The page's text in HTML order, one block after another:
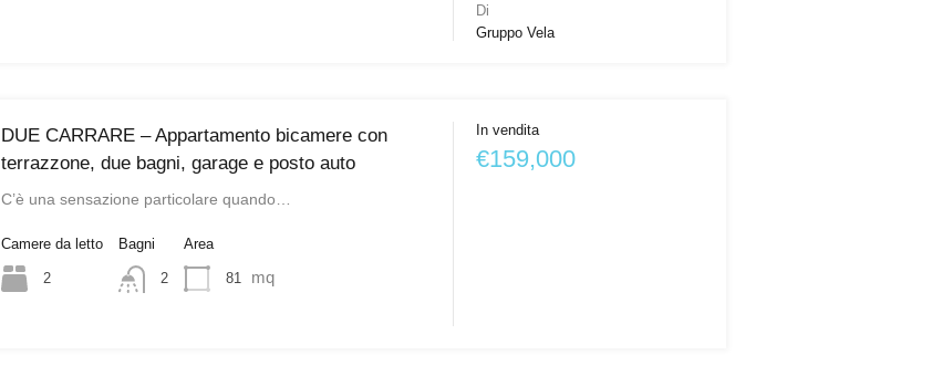
Di
Gruppo Vela
DUE CARRARE – Appartamento bicamere con
terrazzone, due bagni, garage e posto auto
C’è una sensazione particolare quando…
Camere da letto
2
Bagni
2
Area
81 mq
In vendita
€159,000